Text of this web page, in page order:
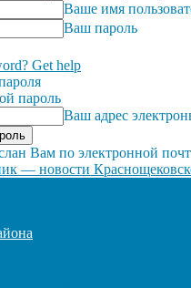
Ваше имя
Ваш пароль
Get help
пароль
Ваш адрес
Вам по электронной
— новости